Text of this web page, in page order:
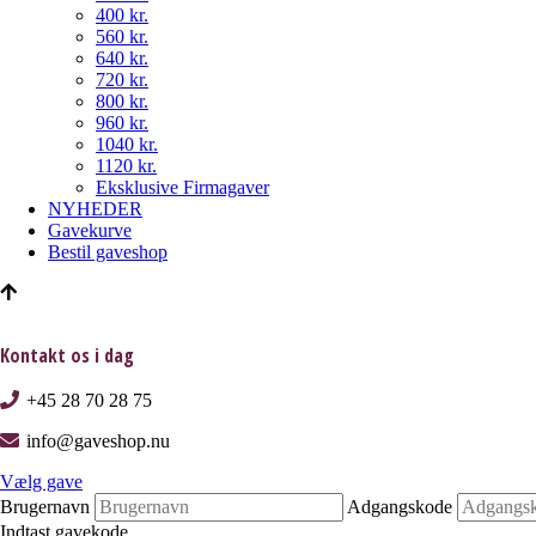
400 kr.
560 kr.
640 kr.
720 kr.
800 kr.
960 kr.
1040 kr.
1120 kr.
Eksklusive Firmagaver
NYHEDER
Gavekurve
Bestil gaveshop
Kontakt os i dag
+45 28 70 28 75
info@gaveshop.nu
Vælg gave
Brugernavn
Adgangskode